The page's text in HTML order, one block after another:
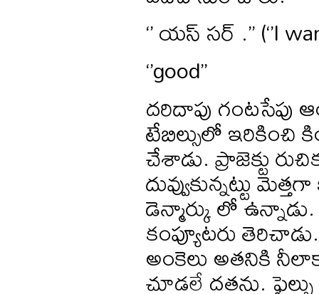
‘’ యస్ సర్ .’’ (‘’I
‘’good’’
దరిదాపు గంటసేపు
టేబిల్సులో ఇరికించి
చేశాడు. ప్రాజెక్టు
దువ్వుకున్నట్టు
డెన్మార్కు లో
కంప్యూటరు
అంకెలు అతనికి
చూడలే దతను.